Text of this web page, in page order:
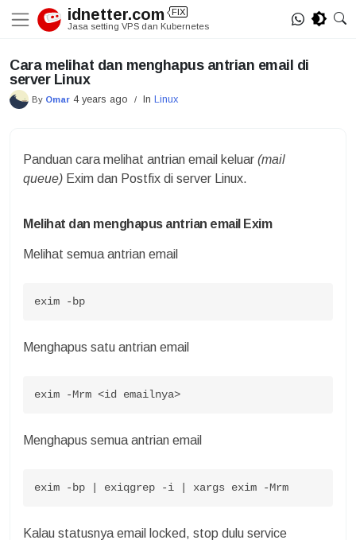
idnetter.com FIX
Jasa setting VPS dan Kubernetes
Cara melihat dan menghapus antrian email di
server Linux
By Omar 4 years ago / In Linux
Panduan cara melihat antrian email keluar (mail
queue) Exim dan Postfix di server Linux.
Melihat dan menghapus antrian email Exim
Melihat semua antrian email
exim -bp
Menghapus satu antrian email
exim -Mrm <id emailnya>
Menghapus semua antrian email
exim -bp | exiqgrep -i | xargs exim -Mrm
Kalau statusnya email locked, stop dulu service